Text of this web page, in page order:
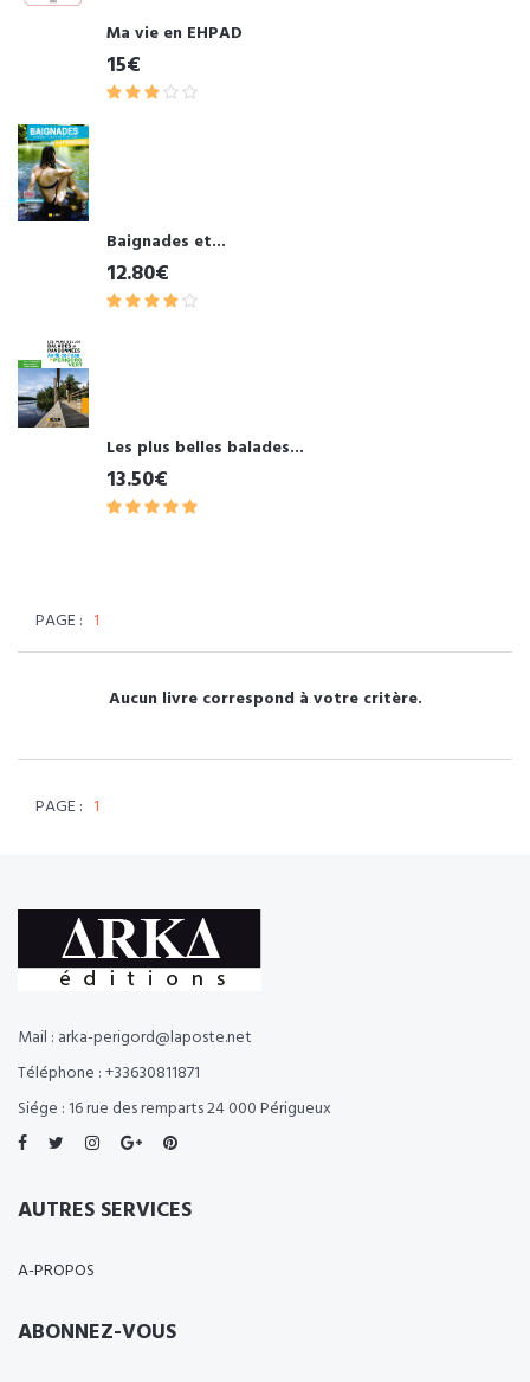
Ma vie en EHPAD
15€
Baignades et...
12.80€
Les plus belles balades...
13.50€
PAGE : 1
Aucun livre correspond à votre critère.
PAGE : 1
Mail : arka-perigord@laposte.net
Téléphone : +33630811871
Siége : 16 rue des remparts 24 000 Périgueux
AUTRES SERVICES
A-PROPOS
ABONNEZ-VOUS